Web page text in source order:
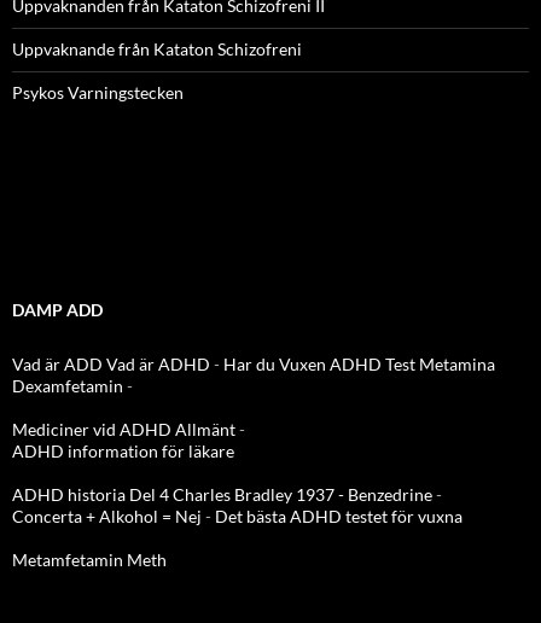
Uppvaknanden från Kataton Schizofreni II
Uppvaknande från Kataton Schizofreni
Psykos Varningstecken
DAMP ADD
Vad är ADD Vad är ADHD - Har du Vuxen ADHD Test Metamina
Dexamfetamin -
Mediciner vid ADHD Allmänt-
ADHD information för läkare
ADHD historia Del 4 Charles Bradley 1937 - Benzedrine-
Concerta + Alkohol = Nej - Det bästa ADHD testet för vuxna
Metamfetamin Meth